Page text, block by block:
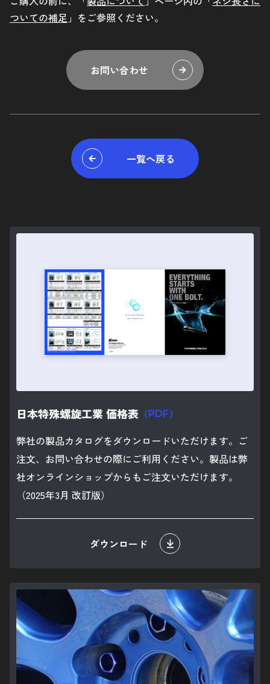
ついての補足 」をご参照ください。
お問い合わせ
一覧へ戻る
日本特殊螺旋工業 価格表 （PDF）
弊社の製品カタログをダウンロードいただけます。ご
注文、お問い合わせの際にご利用ください。製品は弊
社オンラインショップからもご注文いただけます。
（2025年3月 改訂版）
ダウンロード